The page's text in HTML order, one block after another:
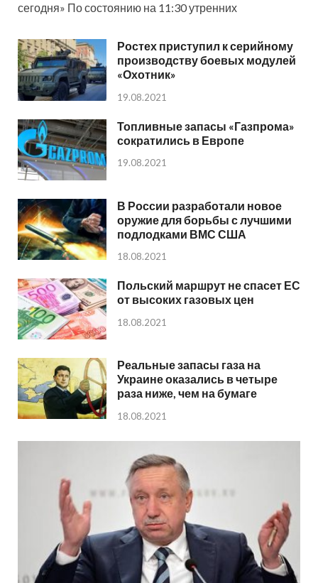
сегодня» По состоянию на 11:30 утренних
Ростех приступил к серийному
производству боевых модулей
«Охотник»
19.08.2021
Топливные запасы «Газпрома»
сократились в Европе
19.08.2021
В России разработали новое
оружие для борьбы с лучшими
подлодками ВМС США
18.08.2021
Польский маршрут не спасет ЕС
от высоких газовых цен
18.08.2021
Реальные запасы газа на
Украине оказались в четыре
раза ниже, чем на бумаге
18.08.2021